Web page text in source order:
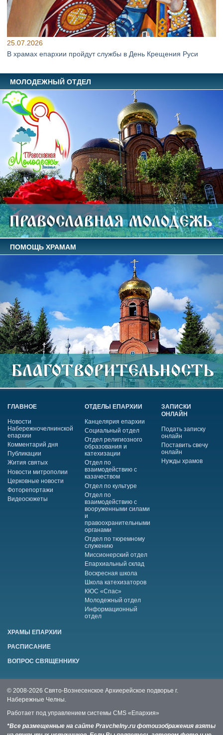
25.07.2026
В храмах епархии пройдут службы в День Крещения Руси
МОЛОДЕЖНЫЙ ОТДЕЛ
ПОМОЩЬ ХРАМАМ
ГЛАВНОЕ
Новости
Набережночелнинской
епархии
Комментарий дня
Публикации
Жития святых
Новости митрополии
Церковные новости
Фоторепортажи
Видеосюжеты
ОТДЕЛЫ ЕПАРХИИ
Канцелярия епархии
Социальный отдел
Отдел религиозного
образования и
катехизации
Отдел по
взаимодействию с
казачеством
Отдел по культуре
Отдел по
взаимодействию с
вооруженными силами
и
правоохранительными
органами
Отдел по тюремному
служению
Миссионерский отдел
Епархиальный склад
Воскресная школа
Школа катехизаторов
КЮС «Спас»
Молодежный отдел
Информационный
отдел
ЗАПИСКИ
ОНЛАЙН
Подать записку
онлайн
Поставить свечу
онлайн
Нужды храмов
ХРАМЫ ЕПАРХИИ
РАСПИСАНИЕ
ВОПРОС СВЯЩЕННИКУ
© 2008-2026 Свято-Вознесенское Архиерейское подворье г.
Набережные Челны.
Работает под управлением системы CMS «Епархия»
*Все размещенные на сайте Pravchelny.ru фотоизображения взяты